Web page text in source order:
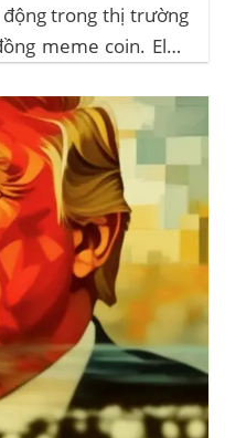
động trong thị trường
meme coin. Elon
trích dự luật “Big